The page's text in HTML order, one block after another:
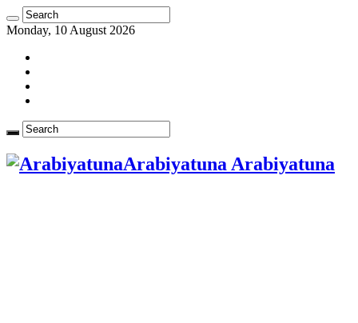
Monday, 10 August 2026
Arabiyatuna Arabiyatuna